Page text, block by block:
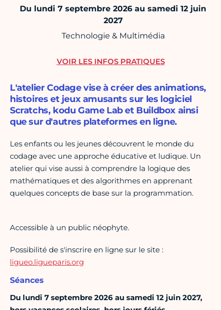
Du lundi 7 septembre 2026 au samedi 12 juin
2027
Technologie & Multimédia
L'atelier Codage vise à créer des animations,
histoires et jeux amusants sur les logiciel
Scratchs, kodu Game Lab et Buildbox ainsi
que sur d'autres plateformes en ligne.
Les enfants ou les jeunes découvrent le monde du
codage avec une approche éducative et ludique. Un
atelier qui vise aussi à comprendre la logique des
mathématiques et des algorithmes en apprenant
quelques concepts de base sur la programmation.
Accessible à un public néophyte.
Possibilité de s'inscrire en ligne sur le site :
ligueo.ligueparis.org
Séances
Du lundi 7 septembre 2026 au samedi 12 juin 2027,
VOIR LES INFOS PRATIQUES